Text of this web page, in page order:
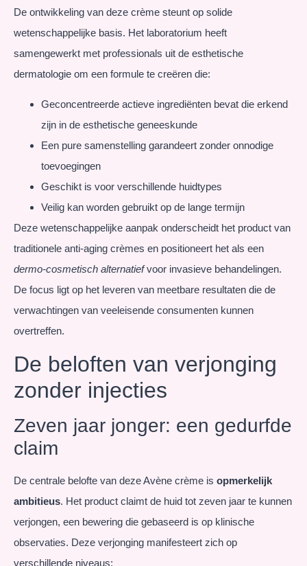
De ontwikkeling van deze crème steunt op solide
wetenschappelijke basis. Het laboratorium heeft
samengewerkt met professionals uit de esthetische
dermatologie om een formule te creëren die:
Geconcentreerde actieve ingrediënten bevat die erkend
zijn in de esthetische geneeskunde
Een pure samenstelling garandeert zonder onnodige
toevoegingen
Geschikt is voor verschillende huidtypes
Veilig kan worden gebruikt op de lange termijn
Deze wetenschappelijke aanpak onderscheidt het product van
traditionele anti-aging crèmes en positioneert het als een
dermo-cosmetisch alternatiefvoor invasieve behandelingen.
De focus ligt op het leveren van meetbare resultaten die de
verwachtingen van veeleisende consumenten kunnen
overtreffen.
De beloften van verjonging
zonder injecties
Zeven jaar jonger: een gedurfde
claim
De centrale belofte van deze Avène crème is opmerkelijk
ambitieus. Het product claimt de huid tot zeven jaar te kunnen
verjongen, een bewering die gebaseerd is op klinische
observaties. Deze verjonging manifesteert zich op
verschillende niveaus: